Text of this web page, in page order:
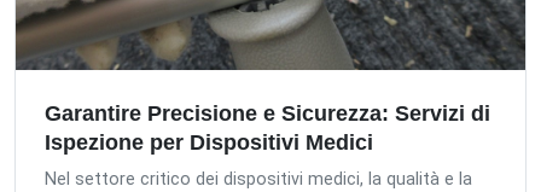
Garantire Precisione e Sicurezza: Servizi di
Ispezione per Dispositivi Medici
Nel settore critico dei dispositivi medici, la qualità e la